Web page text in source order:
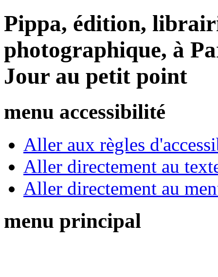
Pippa, édition,
photographique, à
Jour au petit point
menu accessibilité
Aller aux règles
Aller directement au
Aller directement au
menu principal